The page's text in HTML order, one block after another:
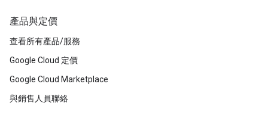
產品與定價
查看所有產品/服務
Google Cloud 定價
Google Cloud Marketplace
與銷售人員聯絡